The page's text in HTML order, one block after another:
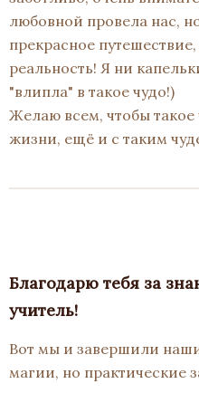
любовной провела нас,
прекрасное
реальность! Я ни
"влипла" в такое чудо!)
Желаю всем, чтобы такое
жизни, ещё и с таким
Благодарю тебя за
учитель!
Вот мы и завершили
магии, но практические